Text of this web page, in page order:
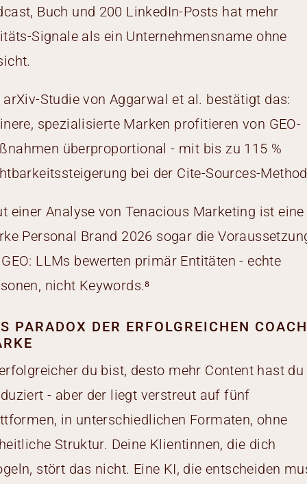
Buch und 200 LinkedIn-Posts hat mehr
Signale als ein Unternehmensname ohne
arXiv-Studie von Aggarwal et al. bestätigt das:
spezialisierte Marken profitieren von GEO-
überproportional - mit bis zu 115 %
bei der Cite-Sources-
einer Analyse von Tenacious Marketing ist eine
Personal Brand 2026 sogar die
LLMs bewerten primär Entitäten - echte
nicht Keywords.⁸
PARADOX DER ERFOLGREICHEN
du bist, desto mehr Content hast du
- aber der liegt verstreut auf fünf
in unterschiedlichen Formaten, ohne
Struktur. Deine Klientinnen, die dich
stört das nicht. Eine KI, die entscheiden